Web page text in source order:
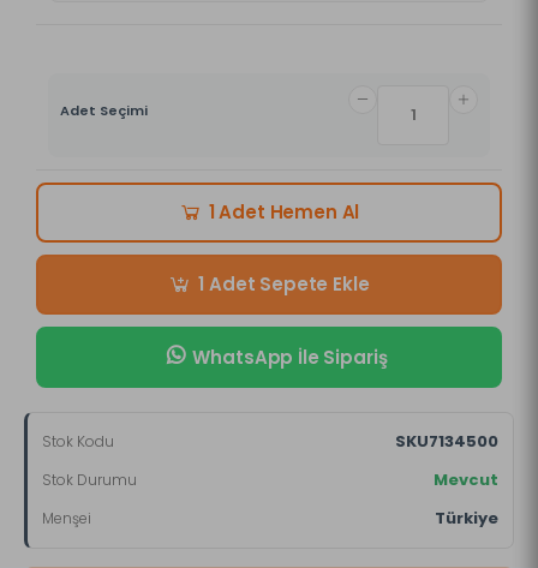
Adet Seçimi
1 Adet Hemen Al
1 Adet Sepete Ekle
WhatsApp İle Sipariş
Stok Kodu SKU7134500
Stok Durumu Mevcut
Menşei Türkiye